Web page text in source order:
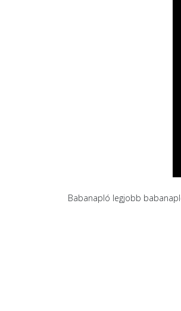
Babanapló legjobb